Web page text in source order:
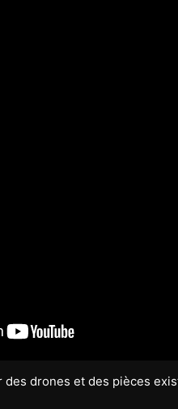
des drones et des pièces